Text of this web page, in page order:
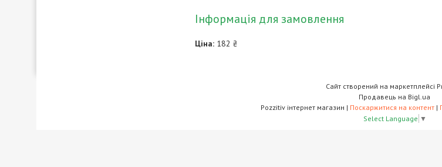
Інформація для замовлення
Ціна: 182 ₴
Сайт створений на маркетплейсі
Продавець на Bigl.ua
Pozzitiv інтернет магазин | Поскаржитися на контент |
Select Language ▼